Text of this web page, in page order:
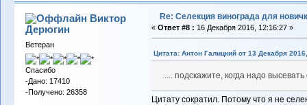
Виктор
Дерюгин
Ветеран
Спасибо
-Дано: 17410
-Получено: 26358
Re: Селекция винограда для
« Ответ #8 : 16 Декабря 2016, 12:16:27 »
Цитата: Антон Галицкий от 13 Декабря
..... подскажите, когда надо
Цитату сократил. Потому что я не